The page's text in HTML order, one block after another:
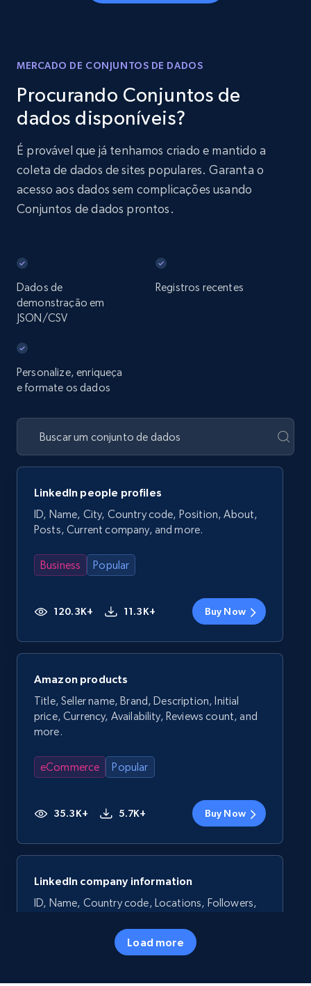
MERCADO DE CONJUNTOS DE DADOS
Procurando Conjuntos de
dados disponíveis?
É provável que já tenhamos criado e mantido a
coleta de dados de sites populares. Garanta o
acesso aos dados sem complicações usando
Conjuntos de dados prontos.
Dados de
demonstração em
JSON/CSV
Registros recentes
Personalize, enriqueça
e formate os dados
LinkedIn people profiles
ID, Name, City, Country code, Position, About,
Posts, Current company, and more.
Business Popular
120.3K+ 11.3K+ Buy Now
Amazon products
Title, Seller name, Brand, Description, Initial
price, Currency, Availability, Reviews count, and
more.
eCommerce Popular
35.3K+ 5.7K+ Buy Now
LinkedIn company information
ID, Name, Country code, Locations, Followers,
Load more